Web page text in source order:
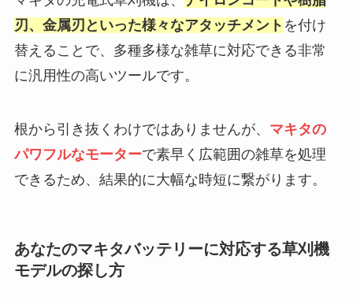
刃、金属刃といった様々なアタッチメント を付け
替えることで、多種多様な雑草に対応できる非常
に汎用性の高いツールです。
根から引き抜くわけではありませんが、 マキタの
パワフルなモーターで素早く広範囲の雑草を処理
できるため、結果的に大幅な時短に繋がります。
あなたのマキタバッテリーに対応する草刈機
モデルの探し方